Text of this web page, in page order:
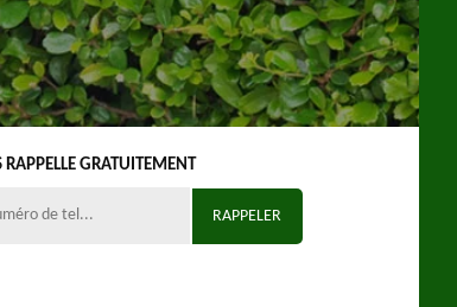
GRATUITEMENT